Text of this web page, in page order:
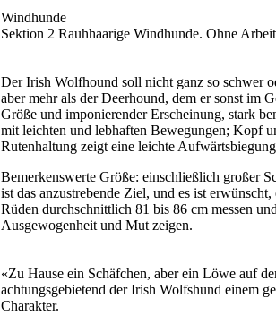
Windhunde
Sektion 2 Rauhhaarige Windhunde. Ohne
Der Irish Wolfhound soll nicht ganz so schwer
aber mehr als der Deerhound, dem er sonst im
Größe und imponierender Erscheinung, stark
mit leichten und lebhaften Bewegungen; Kopf
Rutenhaltung zeigt eine leichte
Bemerkenswerte Größe: einschließlich großer
ist das anzustrebende Ziel, und es ist
Rüden durchschnittlich 81 bis 86 cm messen
Ausgewogenheit und Mut zeigen.
«Zu Hause ein Schäfchen, aber ein Löwe auf
achtungsgebietend der Irish Wolfshund einem
Charakter.